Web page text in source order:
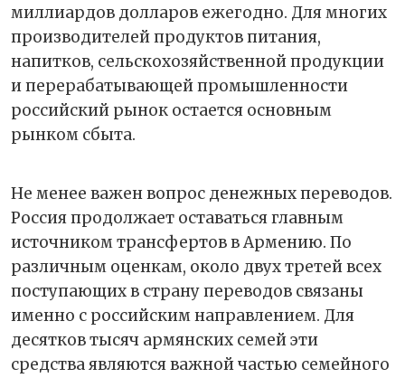
миллиардов долларов ежегодно. Для многих
производителей продуктов питания,
напитков, сельскохозяйственной продукции
и перерабатывающей промышленности
российский рынок остается основным
рынком сбыта.
Не менее важен вопрос денежных переводов.
Россия продолжает оставаться главным
источником трансфертов в Армению. По
различным оценкам, около двух третей всех
поступающих в страну переводов связаны
именно с российским направлением. Для
десятков тысяч армянских семей эти
средства являются важной частью семейного